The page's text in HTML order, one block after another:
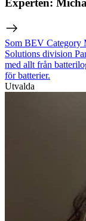
Experten:
Som BEV Category
Solutions division
med allt från
för batterier.
Utvalda